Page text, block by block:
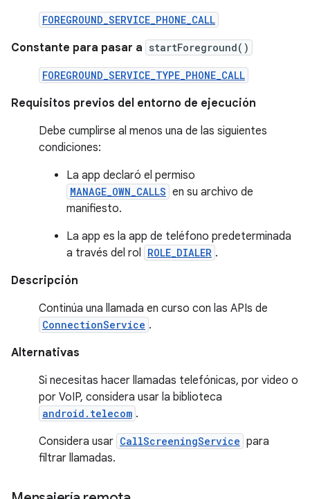
FOREGROUND_SERVICE_PHONE_CALL
Constante para pasar a startForeground()
FOREGROUND_SERVICE_TYPE_PHONE_CALL
Requisitos previos del entorno de ejecución
Debe cumplirse al menos una de las siguientes
condiciones:
La app declaró el permiso
MANAGE_OWN_CALLS en su archivo de
manifiesto.
La app es la app de teléfono predeterminada
a través del rol ROLE_DIALER .
Descripción
Continúa una llamada en curso con las APIs de
ConnectionService .
Alternativas
Si necesitas hacer llamadas telefónicas, por video o
por VoIP, considera usar la biblioteca
android.telecom .
Considera usar CallScreeningService para
filtrar llamadas.